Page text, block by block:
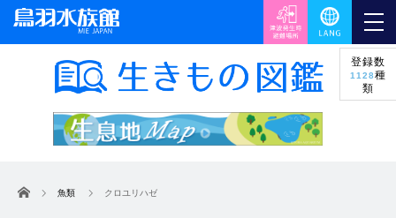
登録数
1128種
類
ホーム 魚類 クロユリハゼ